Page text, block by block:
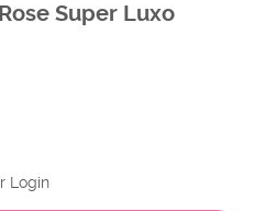
Super Luxo
Login